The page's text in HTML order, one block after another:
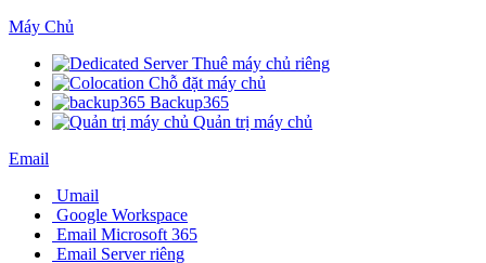
Máy Chủ
Thuê máy chủ riêng
Chỗ đặt máy chủ
Backup365
Quản trị máy chủ
Email
Umail
Google Workspace
Email Microsoft 365
Email Server riêng